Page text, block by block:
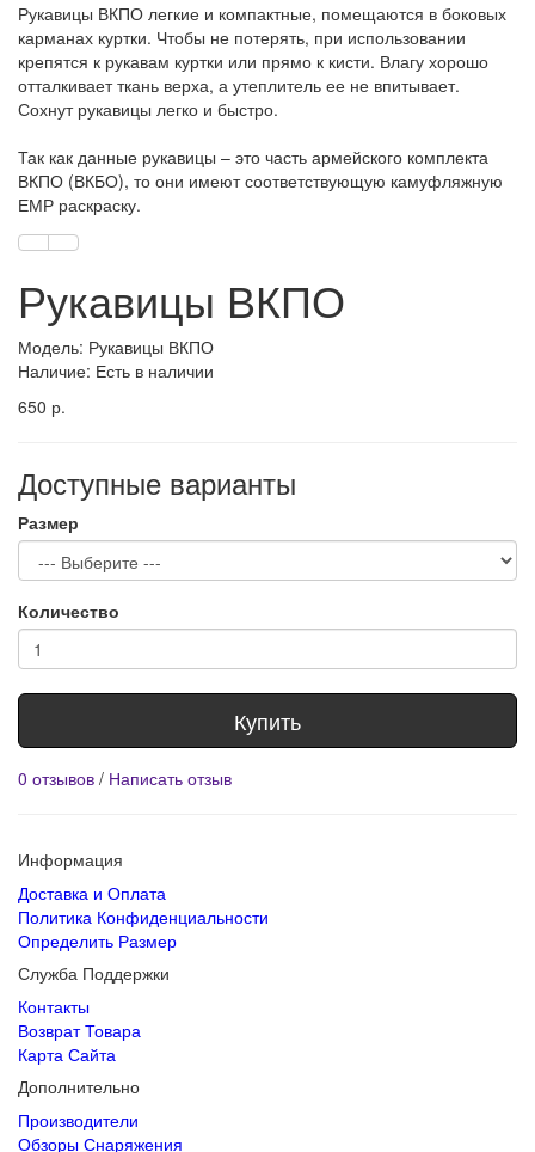
Рукавицы ВКПО легкие и компактные, помещаются в боковых
карманах куртки. Чтобы не потерять, при использовании
крепятся к рукавам куртки или прямо к кисти. Влагу хорошо
отталкивает ткань верха, а утеплитель ее не впитывает.
Сохнут рукавицы легко и быстро.
Так как данные рукавицы – это часть армейского комплекта
ВКПО (ВКБО), то они имеют соответствующую камуфляжную
ЕМР раскраску.
Рукавицы ВКПО
Модель: Рукавицы ВКПО
Наличие: Есть в наличии
650 р.
Доступные варианты
Размер
Количество
Купить
0 отзывов / Написать отзыв
Информация
Доставка и Оплата
Политика Конфиденциальности
Определить Размер
Служба Поддержки
Контакты
Возврат Товара
Карта Сайта
Дополнительно
Производители
Обзоры Снаряжения